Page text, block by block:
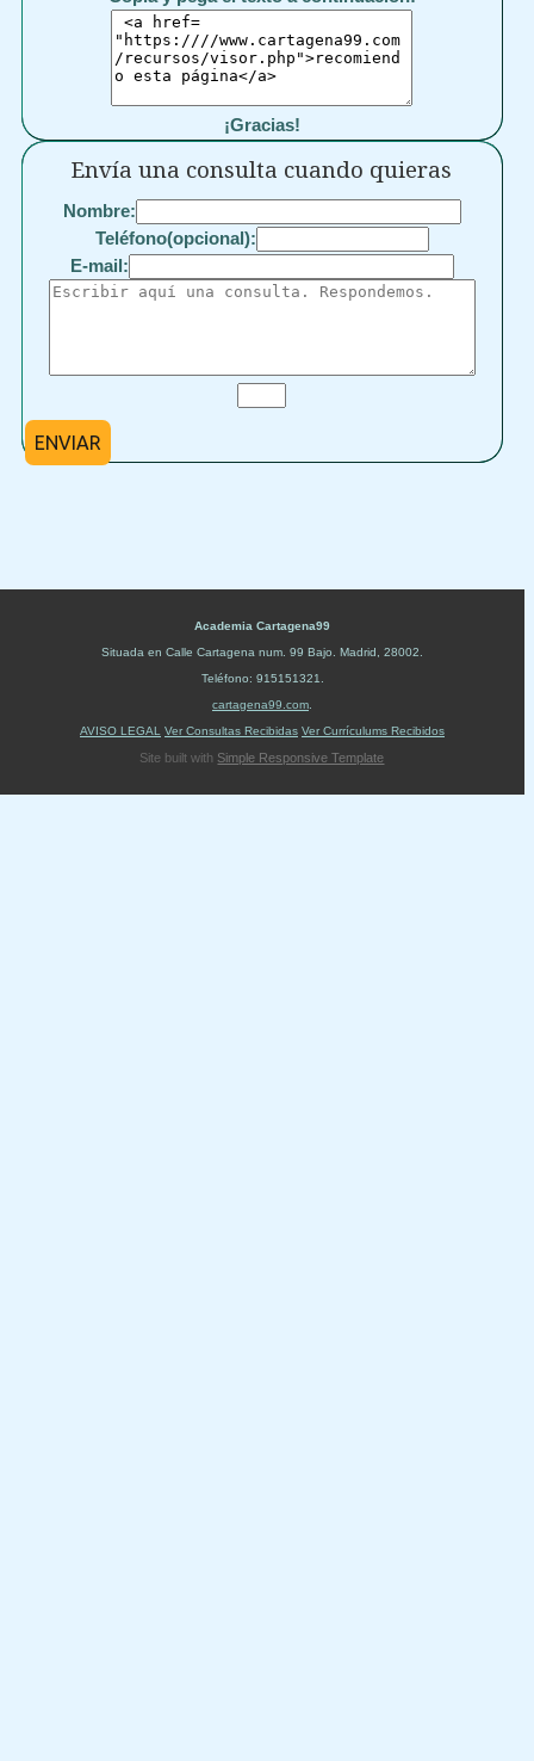
¡Gracias!
Envía una consulta cuando quieras
Nombre:
Teléfono(opcional):
E-mail:
ENVIAR
Academia Cartagena99
Situada en Calle Cartagena num. 99 Bajo Madrid 28002
Teléfono: 915151321
cartagena99.com
AVISO LEGAL
Ver Consultas Recibidas Ver Currículums Recibidos
Site built with Simple Responsive Template